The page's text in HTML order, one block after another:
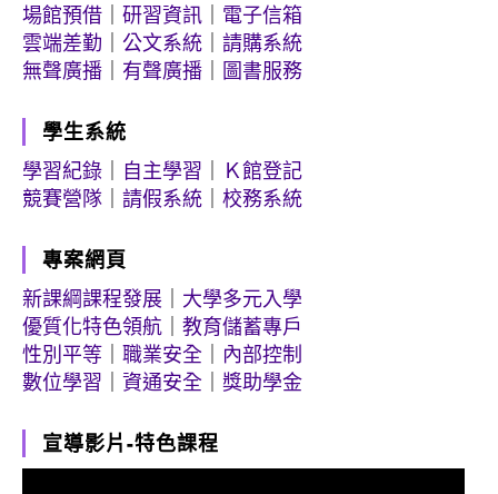
場館預借
研習資訊
電子信箱
雲端差勤
公文系統
請購系統
無聲廣播
有聲廣播 圖書服務
學生系統
學習紀錄
自主學習
Ｋ館登記
競賽營隊
請假系統 校務系統
專案網頁
新課綱課程發展
大學多元入學
優質化特色領航
教育儲蓄專戶
性別平等
職業安全
內部控制
數位學習
資通安全 獎助學金
宣導影片-特色課程